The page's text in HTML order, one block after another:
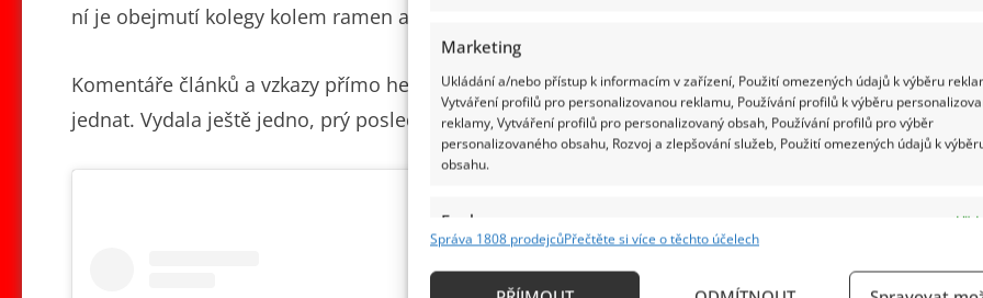
Marketing
Ukládání a/nebo přístup k informacím v zařízení, Použití omezených údajů k výběru
Vytváření profilů pro personalizovanou reklamu, Používání profilů k výběru
reklamy, Vytváření profilů pro personalizovaný obsah, Používání profilů pro výběr
personalizovaného obsahu, Rozvoj a zlepšování služeb, Použití omezených údajů k
obsahu.
Funkce
Identifikace zařízení na základě automaticky přenášených informací.
Správa 1808 prodejcůPřečtěte si více o těchto účelech
ní je obejmutí kolegy kolem ramen a chůze ruku v ruce v pořádku a normální.
Komentáře článků a vzkazy přímo herečce se zvrtly do hotového lynče. Evu Burešovou donutili
jednat. Vydala ještě jedno, prý poslední, vyjádření.